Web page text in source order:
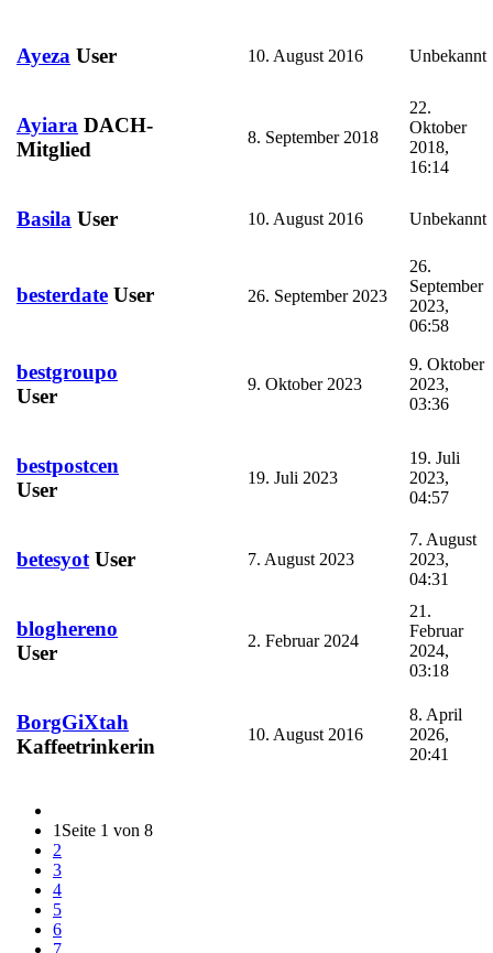
Ayeza User 10. August 2016 Unbekannt
Ayiara DACH-
Mitglied
8. September 2018
22.
Oktober
2018,
16:14
Basila User 10. August 2016 Unbekannt
besterdate User 26. September 2023
26.
September
2023,
06:58
bestgroupo
User
9. Oktober 2023
9. Oktober
2023,
03:36
bestpostcen
User
19. Juli 2023
19. Juli
2023,
04:57
betesyot User 7. August 2023
7. August
2023,
04:31
bloghereno
User
2. Februar 2024
21.
Februar
2024,
03:18
BorgGiXtah
Kaffeetrinkerin
10. August 2016
8. April
2026,
20:41
1 Seite 1 von 8
2
3
4
5
6
7